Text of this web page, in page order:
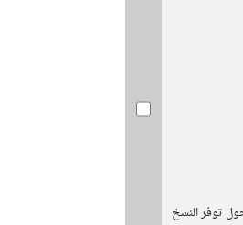
توفر النسخ